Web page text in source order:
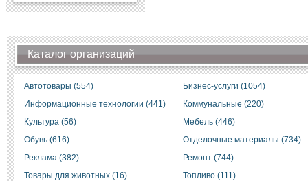
Каталог организаций
Автотовары (554)
Бизнес-услуги (1054)
Информационные технологии (441)
Коммунальные (220)
Культура (56)
Мебель (446)
Обувь (616)
Отделочные материалы (734)
Реклама (382)
Ремонт (744)
Товары для животных (16)
Топливо (111)